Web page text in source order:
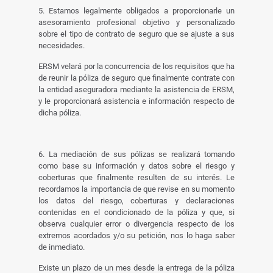
5. Estamos legalmente obligados a proporcionarle un
asesoramiento profesional objetivo y personalizado
sobre el tipo de contrato de seguro que se ajuste a sus
necesidades.
ERSM velará por la concurrencia de los requisitos que ha
de reunir la póliza de seguro que finalmente contrate con
la entidad aseguradora mediante la asistencia de ERSM,
y le proporcionará asistencia e información respecto de
dicha póliza.
6. La mediación de sus pólizas se realizará tomando
como base su información y datos sobre el riesgo y
coberturas que finalmente resulten de su interés. Le
recordamos la importancia de que revise en su momento
los datos del riesgo, coberturas y declaraciones
contenidas en el condicionado de la póliza y que, si
observa cualquier error o divergencia respecto de los
extremos acordados y/o su petición, nos lo haga saber
de inmediato.
Existe un plazo de un mes desde la entrega de la póliza